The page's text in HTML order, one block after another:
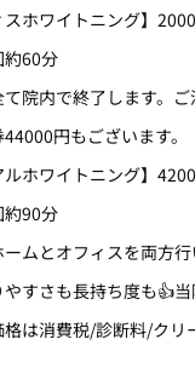
スホワイトニング】
約60分
院内で終了します。
円もございます。
ルホワイトニング】
約90分
ムとオフィスを両方
やすさも長持ち度も👍
は消費税/診断料/クリ